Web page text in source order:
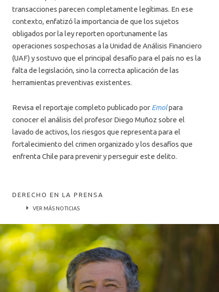
transacciones parecen completamente legítimas. En ese
contexto, enfatizó la importancia de que los sujetos
obligados por la ley reporten oportunamente las
operaciones sospechosas a la Unidad de Análisis Financiero
(UAF) y sostuvo que el principal desafío para el país no es la
falta de legislación, sino la correcta aplicación de las
herramientas preventivas existentes.
Revisa el reportaje completo publicado por Emolpara
conocer el análisis del profesor Diego Muñoz sobre el
lavado de activos, los riesgos que representa para el
fortalecimiento del crimen organizado y los desafíos que
enfrenta Chile para prevenir y perseguir este delito.
DERECHO EN LA PRENSA
VER MÁS NOTICIAS